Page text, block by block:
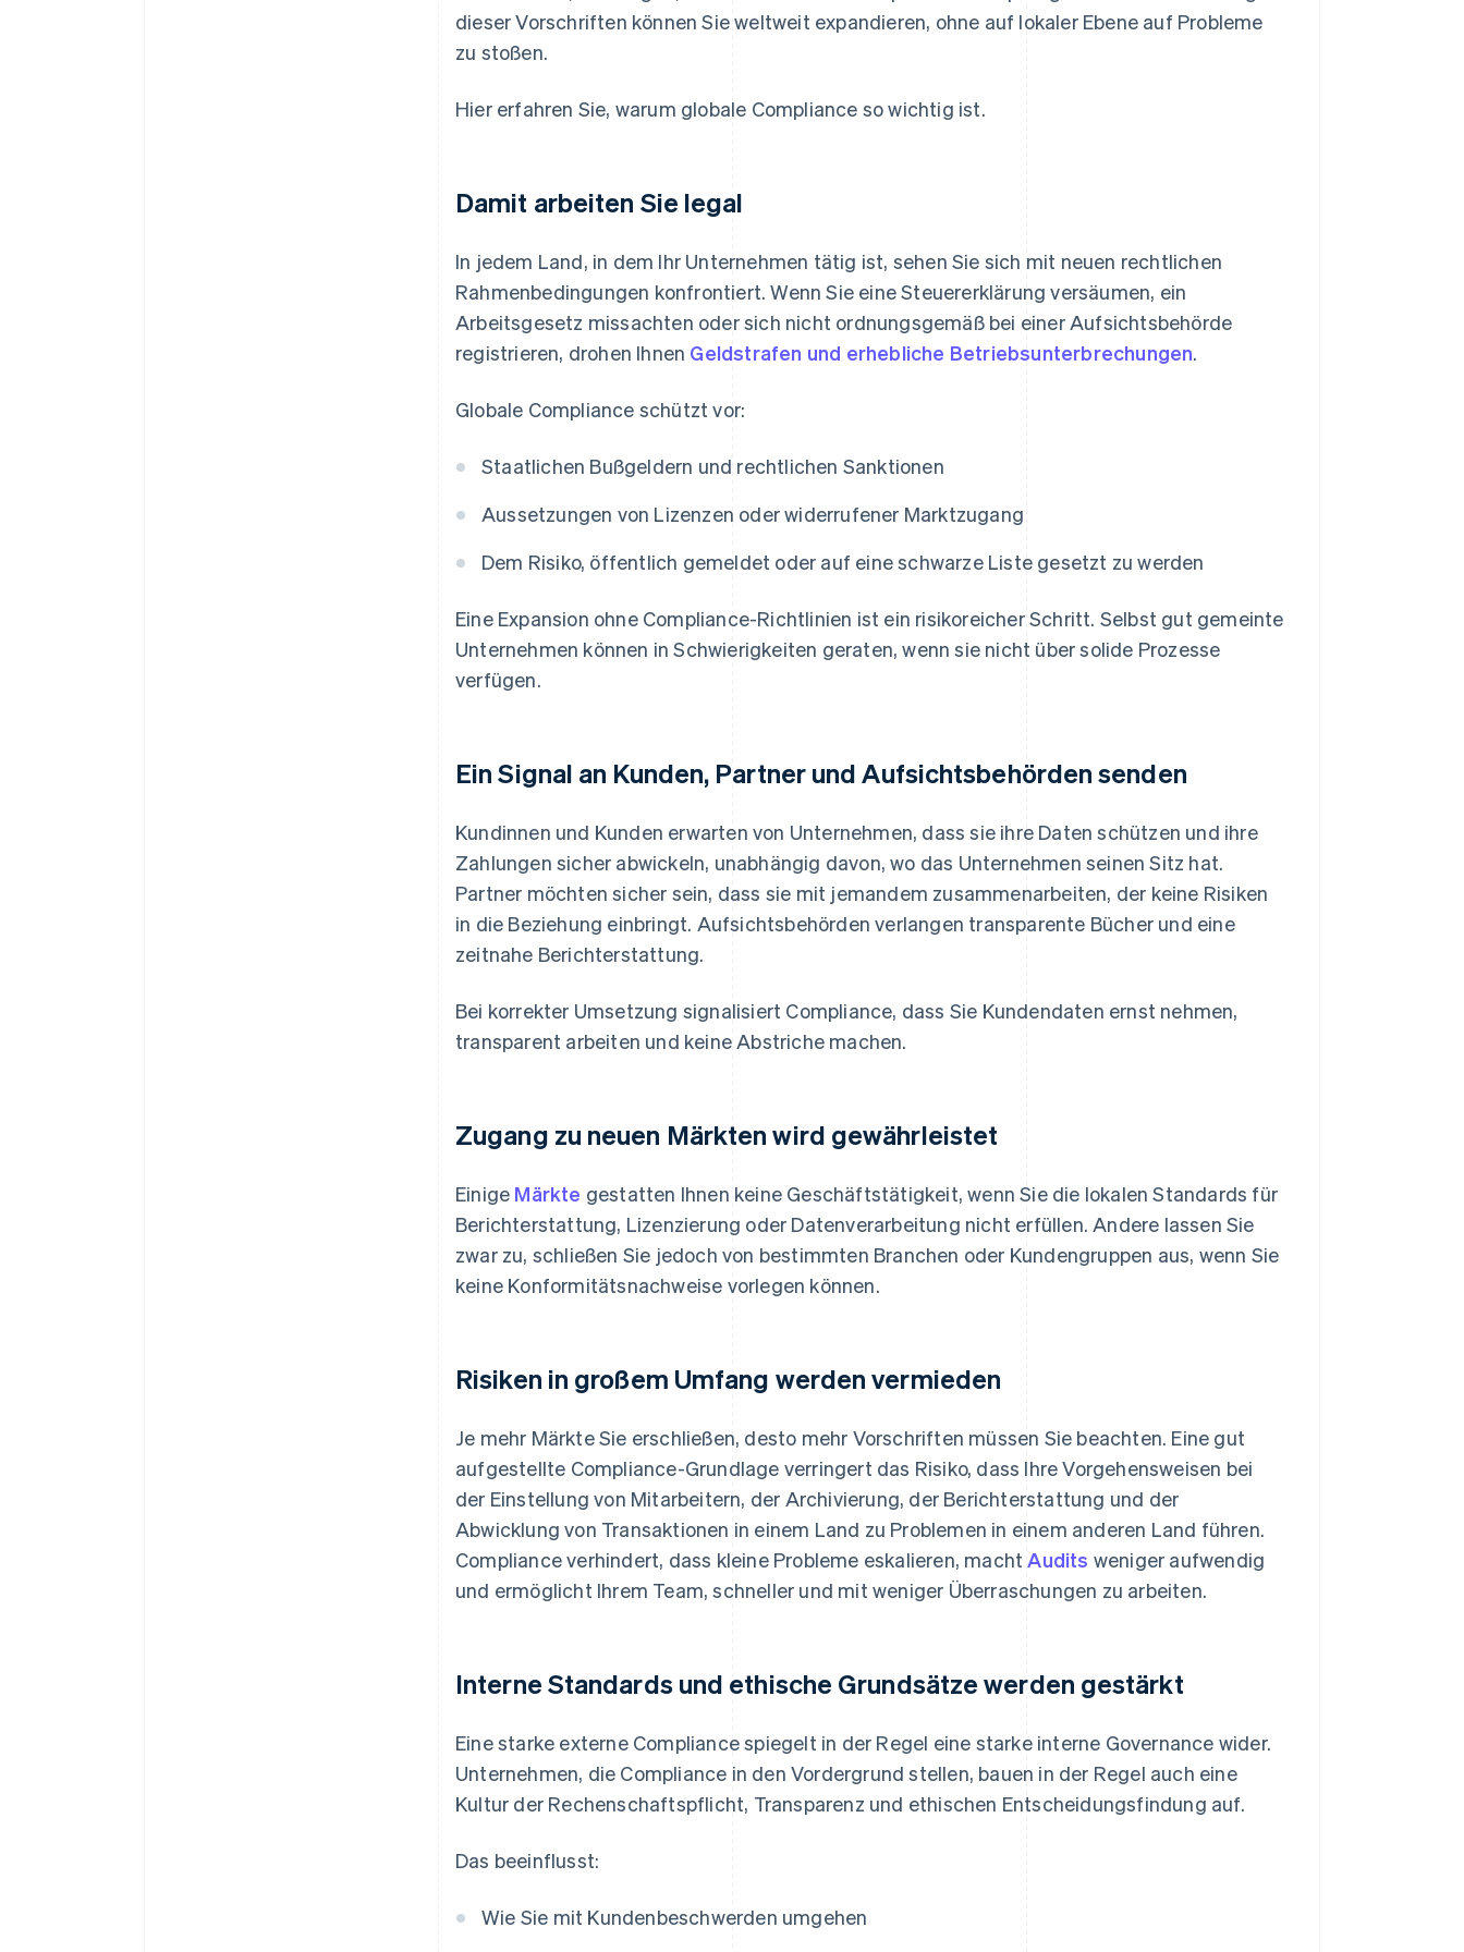
dieser Vorschriften können Sie weltweit expandieren, ohne auf lokaler Ebene auf Probleme
zu stoßen.
Hier erfahren Sie, warum globale Compliance so wichtig ist.
Damit arbeiten Sie legal
In jedem Land, in dem Ihr Unternehmen tätig ist, sehen Sie sich mit neuen rechtlichen
Rahmenbedingungen konfrontiert. Wenn Sie eine Steuererklärung versäumen, ein
Arbeitsgesetz missachten oder sich nicht ordnungsgemäß bei einer Aufsichtsbehörde
registrieren, drohen Ihnen Geldstrafen und erhebliche Betriebsunterbrechungen.
Globale Compliance schützt vor:
Staatlichen Bußgeldern und rechtlichen Sanktionen
Aussetzungen von Lizenzen oder widerrufener Marktzugang
Dem Risiko, öffentlich gemeldet oder auf eine schwarze Liste gesetzt zu werden
Eine Expansion ohne Compliance-Richtlinien ist ein risikoreicher Schritt. Selbst gut gemeinte
Unternehmen können in Schwierigkeiten geraten, wenn sie nicht über solide Prozesse
verfügen.
Ein Signal an Kunden, Partner und Aufsichtsbehörden senden
Kundinnen und Kunden erwarten von Unternehmen, dass sie ihre Daten schützen und ihre
Zahlungen sicher abwickeln, unabhängig davon, wo das Unternehmen seinen Sitz hat.
Partner möchten sicher sein, dass sie mit jemandem zusammenarbeiten, der keine Risiken
in die Beziehung einbringt. Aufsichtsbehörden verlangen transparente Bücher und eine
zeitnahe Berichterstattung.
Bei korrekter Umsetzung signalisiert Compliance, dass Sie Kundendaten ernst nehmen,
transparent arbeiten und keine Abstriche machen.
Zugang zu neuen Märkten wird gewährleistet
Einige Märkte gestatten Ihnen keine Geschäftstätigkeit, wenn Sie die lokalen Standards für
Berichterstattung, Lizenzierung oder Datenverarbeitung nicht erfüllen. Andere lassen Sie
zwar zu, schließen Sie jedoch von bestimmten Branchen oder Kundengruppen aus, wenn Sie
keine Konformitätsnachweise vorlegen können.
Risiken in großem Umfang werden vermieden
Je mehr Märkte Sie erschließen, desto mehr Vorschriften müssen Sie beachten. Eine gut
aufgestellte Compliance-Grundlage verringert das Risiko, dass Ihre Vorgehensweisen bei
der Einstellung von Mitarbeitern, der Archivierung, der Berichterstattung und der
Abwicklung von Transaktionen in einem Land zu Problemen in einem anderen Land führen.
Compliance verhindert, dass kleine Probleme eskalieren, machtAudits weniger aufwendig
und ermöglicht Ihrem Team, schneller und mit weniger Überraschungen zu arbeiten.
Interne Standards und ethische Grundsätze werden gestärkt
Eine starke externe Compliance spiegelt in der Regel eine starke interne Governance wider.
Unternehmen, die Compliance in den Vordergrund stellen, bauen in der Regel auch eine
Kultur der Rechenschaftspflicht, Transparenz und ethischen Entscheidungsfindung auf.
Das beeinflusst:
Wie Sie mit Kundenbeschwerden umgehen